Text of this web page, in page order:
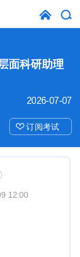
面科研助理
2026-07-07
订阅考试
12:00